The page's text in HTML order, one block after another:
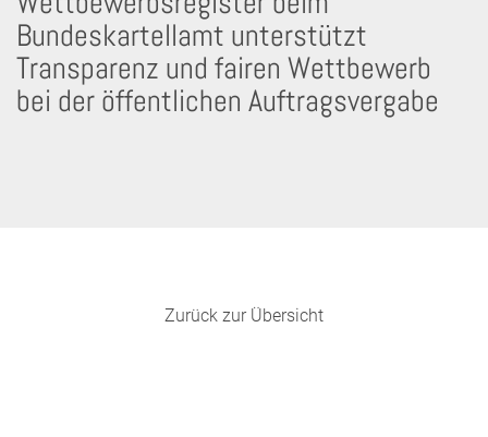
Bundeskartellamt unterstützt
Transparenz und fairen Wettbewerb
bei der öffentlichen Auftragsvergabe
Zurück zur Übersicht